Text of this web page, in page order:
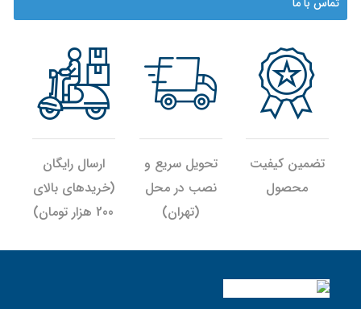
تضمین کیفیت
محصول
تحویل سریع و
نصب در محل
(تهران)
ارسال رایگان
(خریدهای بالای
200 هزار تومان)